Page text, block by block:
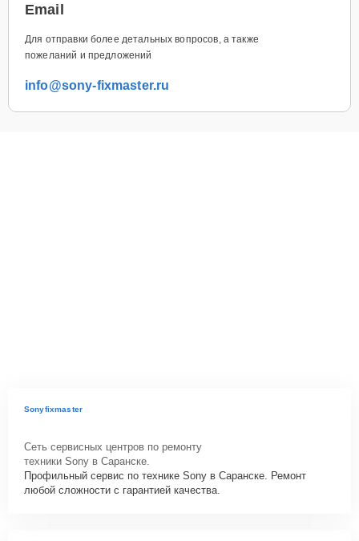
Email
Для отправки более детальных вопросов, а также
пожеланий и предложений
info@sony-fixmaster.ru
Sonyfixmaster
Сеть сервисных центров по ремонту
техники Sony в Саранске.
Профильный сервис по технике Sony в Саранске. Ремонт
любой сложности с гарантией качества.